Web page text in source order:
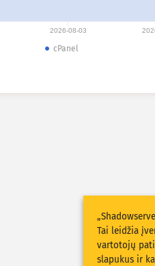
2026-08-03
cPanel
Tai leidžia
vartotojų
slapukus ir